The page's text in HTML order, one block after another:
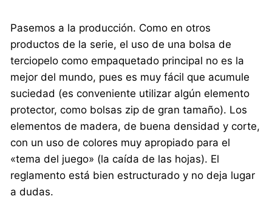
Pasemos a la producción. Como en otros
productos de la serie, el uso de una bolsa de
terciopelo como empaquetado principal no es la
mejor del mundo, pues es muy fácil que acumule
suciedad (es conveniente utilizar algún elemento
protector, como bolsas zip de gran tamaño). Los
elementos de madera, de buena densidad y corte,
con un uso de colores muy apropiado para el
«tema del juego» (la caída de las hojas). El
reglamento está bien estructurado y no deja lugar
a dudas.